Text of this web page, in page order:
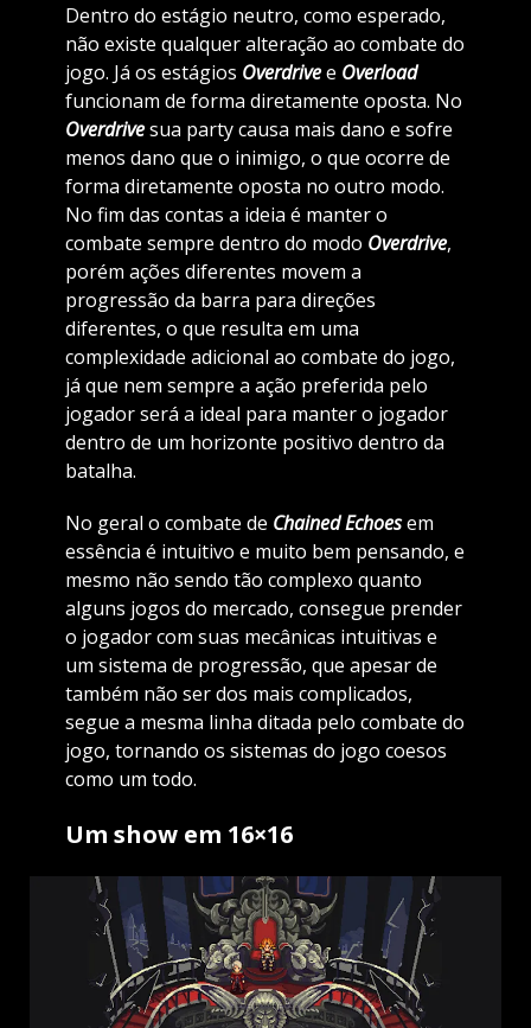
Dentro do estágio neutro, como esperado,
não existe qualquer alteração ao combate do
jogo. Já os estágios Overdrivee Overload
funcionam de forma diretamente oposta. No
Overdrivesua party causa mais dano e sofre
menos dano que o inimigo, o que ocorre de
forma diretamente oposta no outro modo.
No fim das contas a ideia é manter o
combate sempre dentro do modo Overdrive,
porém ações diferentes movem a
progressão da barra para direções
diferentes, o que resulta em uma
complexidade adicional ao combate do jogo,
já que nem sempre a ação preferida pelo
jogador será a ideal para manter o jogador
dentro de um horizonte positivo dentro da
batalha.
No geral o combate de Chained Echoesem
essência é intuitivo e muito bem pensando, e
mesmo não sendo tão complexo quanto
alguns jogos do mercado, consegue prender
o jogador com suas mecânicas intuitivas e
um sistema de progressão, que apesar de
também não ser dos mais complicados,
segue a mesma linha ditada pelo combate do
jogo, tornando os sistemas do jogo coesos
como um todo.
Um show em 16×16